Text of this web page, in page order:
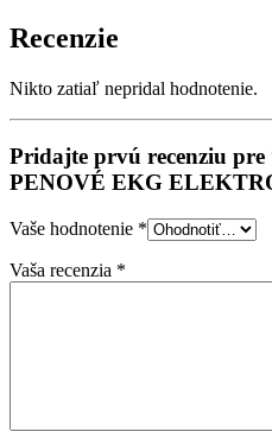
Recenzie
Nikto zatiaľ nepridal hodnotenie.
Pridajte prvú recenziu
PENOVÉ EKG
Vaše hodnotenie *
Vaša recenzia *